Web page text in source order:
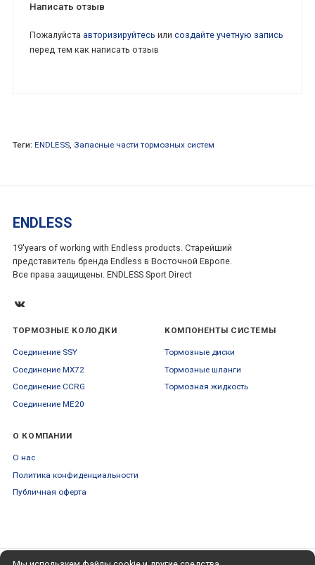
Написать отзыв
Пожалуйста авторизируйтесь или создайте учетную запись
перед тем как написать отзыв
Теги: ENDLESS, Запасные части тормозных систем
ENDLESS
19'years of working with Endless products. Старейший
представитель бренда Endless в Восточной Европе.
Все права защищены. ENDLESS Sport Direct
ТОРМОЗНЫЕ КОЛОДКИ
Соединение SSY
Соединение MX72
Соединение CCRG
Соединение ME20
КОМПОНЕНТЫ СИСТЕМЫ
Тормозные диски
Тормозные шланги
Тормозная жидкость
О КОМПАНИИ
О нас
Политика конфиденциальности
Публичная оферта